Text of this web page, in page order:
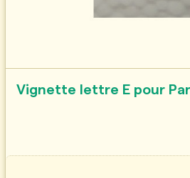
Vignette lettre E pour